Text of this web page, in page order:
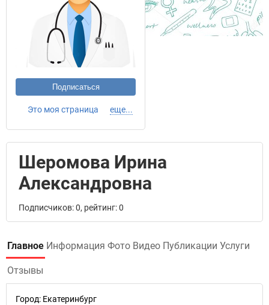
Подписаться
Это моя страница еще...
Шеромова Ирина
Александровна
Подписчиков: 0, рейтинг: 0
Главное Информация Фото Видео Публикации Услуги
Отзывы
Город: Екатеринбург